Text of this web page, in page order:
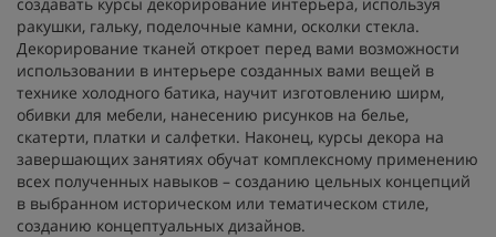
ракушки, гальку, поделочные камни, осколки стекла.
Декорирование тканей откроет перед вами возможности
использовании в интерьере созданных вами вещей в
технике холодного батика, научит изготовлению ширм,
обивки для мебели, нанесению рисунков на белье,
скатерти, платки и салфетки. Наконец, курсы декора на
завершающих занятиях обучат комплексному применению
всех полученных навыков – созданию цельных концепций
в выбранном историческом или тематическом стиле,
созданию концептуальных дизайнов.